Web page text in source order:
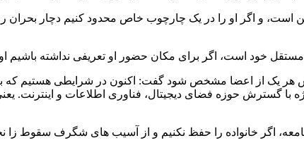
است، و اگر او را در یک چارچوب خاص محدود کنیم دچار
خود است، اگر برای مکان حضور او تعریفی نداشته باشیم
هر یک از اعضا مشخص شود گفت: اکنون در شرایطی هستیم که
با گسترش حوزه فضای دیجیتال، فناوری اطلاعات و اینترنت.
اگر خانواده را حفظ نکنیم و از آسیب های شگرف سقوط زا